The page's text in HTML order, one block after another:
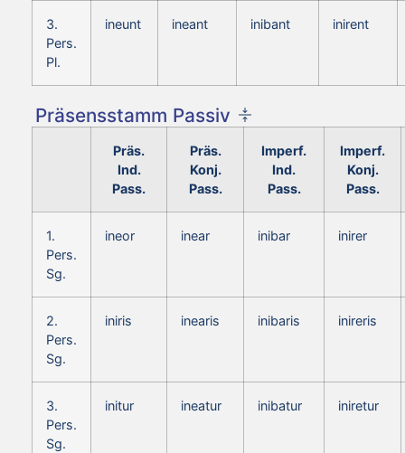
3.
Pers.
Pl.
ineunt ineant inibant inirent
Präsensstamm Passiv
Präs.
Ind.
Pass.
Präs.
Konj.
Pass.
Imperf.
Ind.
Pass.
Imperf.
Konj.
Pass.
1.
Pers.
Sg.
ineor inear inibar inirer
2.
Pers.
Sg.
iniris inearis inibaris inireris
3.
Pers.
Sg.
initur ineatur inibatur iniretur